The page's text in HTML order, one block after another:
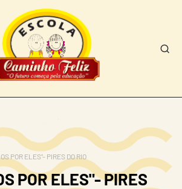
POR ELES"- PIRES DO RIO
POR ELES"- PIRES